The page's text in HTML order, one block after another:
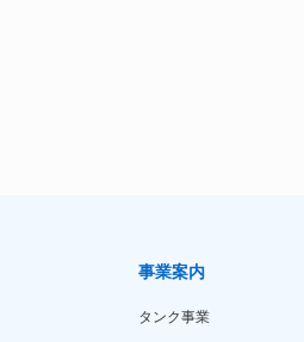
事業案内
タンク事業